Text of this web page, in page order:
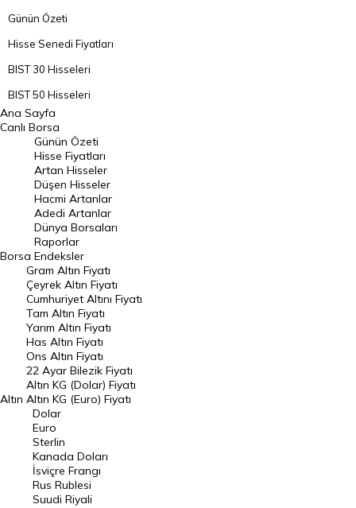
Günün Özeti
Hisse Senedi Fiyatları
BIST 30 Hisseleri
BIST 50 Hisseleri
BIST 100 Hisseleri
En Çok Artan Hisseler
En Çok Düşen Hisseler
Hacmi Artanlar
Geçmiş Kapanışlar
Dünya Borsaları
Raporlar
Endeksler
DÖVİZ
Döviz Kuru
Dolar Kuru
Euro Kuru
Pound Kuru
Frank Kuru
Riyal Kuru
Ana Sayfa
Canlı Borsa
Borsa
Günün Özeti
Hisse Fiyatları
Artan Hisseler
Düşen Hisseler
Hacmi Artanlar
Adedi Artanlar
Dünya Borsaları
Raporlar
Endeksler
Altın
Gram Altın Fiyatı
Çeyrek Altın Fiyatı
Cumhuriyet Altını Fiyatı
Tam Altın Fiyatı
Yarım Altın Fiyatı
Has Altın Fiyatı
Ons Altın Fiyatı
22 Ayar Bilezik Fiyatı
Altın KG (Dolar) Fiyatı
Altın KG (Euro) Fiyatı
Dolar
Euro
Sterlin
Kanada Doları
İsviçre Frangı
Rus Rublesi
Suudi Riyali